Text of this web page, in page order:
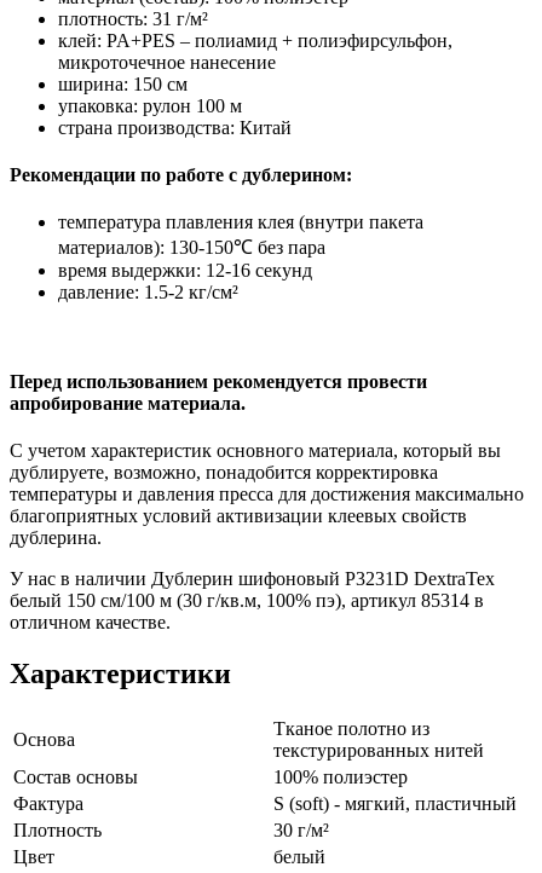
плотность: 31 г/м²
клей: PA+PES – полиамид + полиэфирсульфон,
микроточечное нанесение
ширина: 150 см
упаковка: рулон 100 м
страна производства: Китай
Рекомендации по работе с дублерином:
температура плавления клея (внутри пакета
материалов): 130-150℃ без пара
время выдержки: 12-16 секунд
давление: 1.5-2 кг/см²
Перед использованием рекомендуется провести
апробирование материала.
С учетом характеристик основного материала, который вы
дублируете, возможно, понадобится корректировка
температуры и давления пресса для достижения максимально
благоприятных условий активизации клеевых свойств
дублерина.
У нас в наличии Дублерин шифоновый P3231D DextraTex
белый 150 см/100 м (30 г/кв.м, 100% пэ), артикул 85314 в
отличном качестве.
Характеристики
Основа
Тканое полотно из
текстурированных нитей
Состав основы
100% полиэстер
Фактура
S (soft) - мягкий, пластичный
Плотность
30 г/м²
Цвет
белый